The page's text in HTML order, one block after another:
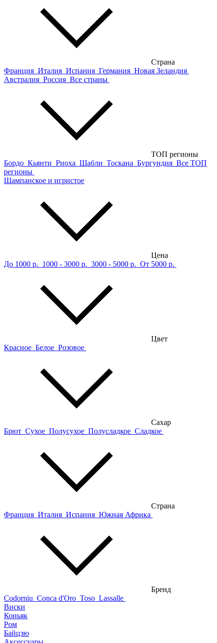
Страна
Франция Италия Испания Германия Новая Зеландия
Австралия Россия Все страны
ТОП регионы
Бордо Кьянти Риоха Шабли Тоскана Бургундия Все ТОП
регионы
Шампанское и игристое
Цена
До 1000 р. 1000 - 3000 р. 3000 - 5000 р. От 5000 р.
Цвет
Красное Белое Розовое
Сахар
Брют Сухое Полусухое Полусладкое Сладкое
Страна
Франция Италия Испания Южная Африка
Бренд
Codorniu Conca d'Oro Toso Lassalle
Виски
Коньяк
Ром
Байцзю